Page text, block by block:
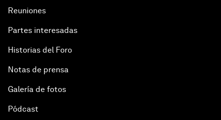
Reuniones
Partes interesadas
Historias del Foro
Notas de prensa
Galería de fotos
Pódcast